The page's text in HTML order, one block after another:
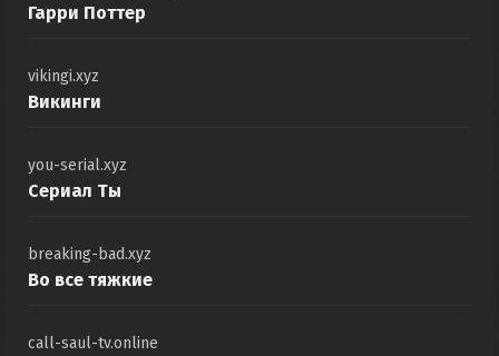
Гарри Поттер
vikingi.xyz
Викинги
you-serial.xyz
Сериал Ты
breaking-bad.xyz
Во все тяжкие
call-saul-tv.online